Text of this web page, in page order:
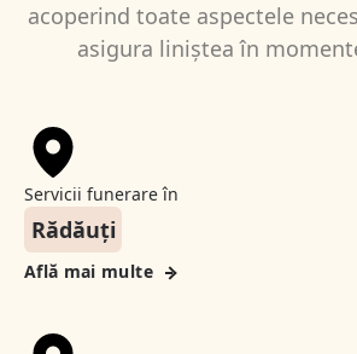
acoperind toate aspectele
asigura liniștea în
Servicii funerare în
Rădăuți
Află mai multe